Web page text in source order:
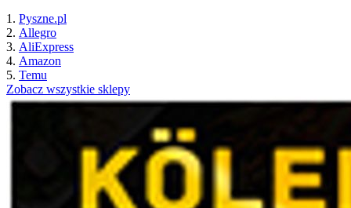
Pyszne.pl
Allegro
AliExpress
Amazon
Temu
Zobacz wszystkie sklepy